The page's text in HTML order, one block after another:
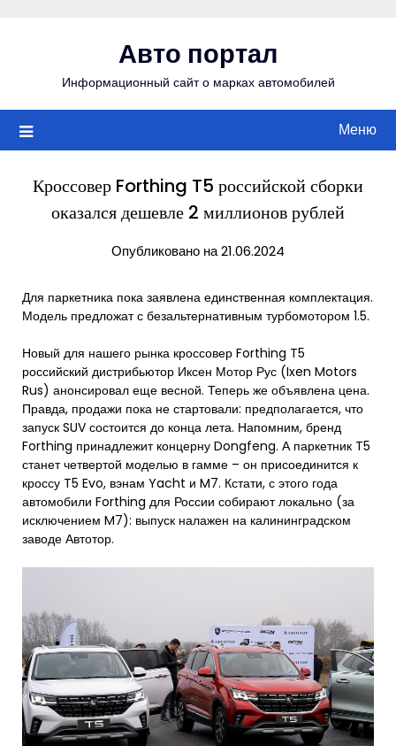
Авто портал
Информационный сайт о марках автомобилей
Меню
Кроссовер Forthing T5 российской сборки
оказался дешевле 2 миллионов рублей
Опубликовано на 21.06.2024
Для паркетника пока заявлена единственная комплектация.
Модель предложат с безальтернативным турбомотором 1.5.
Новый для нашего рынка кроссовер Forthing T5
российский дистрибьютор Иксен Мотор Рус (Ixen Motors
Rus) анонсировал еще весной. Теперь же объявлена цена.
Правда, продажи пока не стартовали: предполагается, что
запуск SUV состоится до конца лета. Напомним, бренд
Forthing принадлежит концерну Dongfeng. А паркетник T5
станет четвертой моделью в гамме – он присоединится к
кроссу T5 Evo, вэнам Yacht и M7. Кстати, с этого года
автомобили Forthing для России собирают локально (за
исключением M7): выпуск налажен на калининградском
заводе Автотор.